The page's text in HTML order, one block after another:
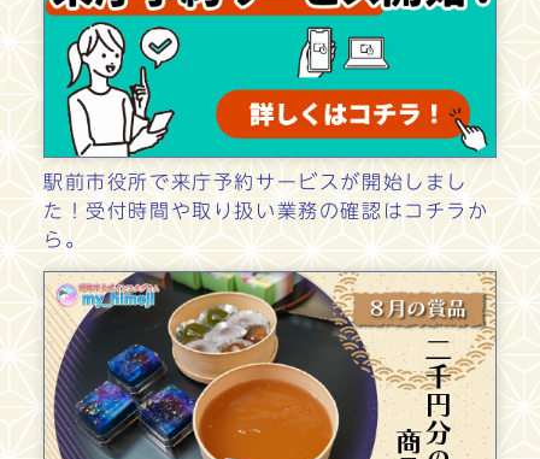
駅前市役所で来庁予約サービスが開始しまし
た！受付時間や取り扱い業務の確認はコチラか
ら。